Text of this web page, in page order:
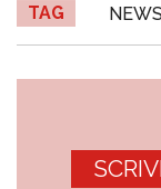
TAG NEWS